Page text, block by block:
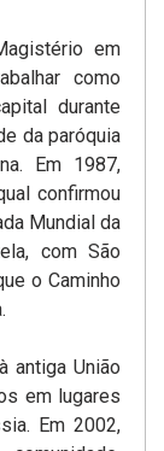
em
como
durante
da paróquia
Em 1987,
confirmou
Mundial da
com São
o Caminho
antiga União
em lugares
Em 2002,